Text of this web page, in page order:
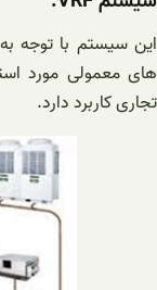
این سیستم با توجه
های معمولی مورد
تجاری کاربرد دارد.